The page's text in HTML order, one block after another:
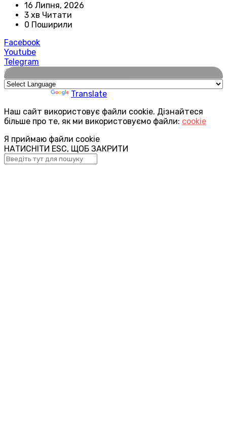
16 Липня, 2026
3 хв Читати
0 Поширили
Facebook
Youtube
Telegram
🌍
Translate
Наш сайт використовує файли cookie. Дізнайтеся
більше про те, як ми використовуємо файли: cookie
Я приймаю файли cookie
НАТИСНІТИ ESC, ЩОБ ЗАКРИТИ